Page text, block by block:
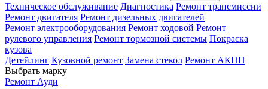
Техническое обслуживание Диагностика Ремонт трансмиссии
Ремонт двигателя Ремонт дизельных двигателей
Ремонт электрооборудования Ремонт ходовой Ремонт
рулевого управления Ремонт тормозной системы Покраска
кузова
Детейлинг Кузовной ремонт Замена стекол Ремонт АКПП
Выбрать марку
Ремонт Ауди